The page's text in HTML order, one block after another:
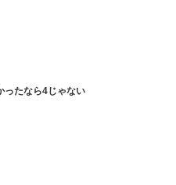
ったなら4じゃない